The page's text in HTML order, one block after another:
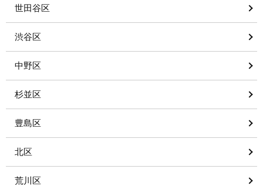
世田谷区
渋谷区
中野区
杉並区
豊島区
北区
荒川区